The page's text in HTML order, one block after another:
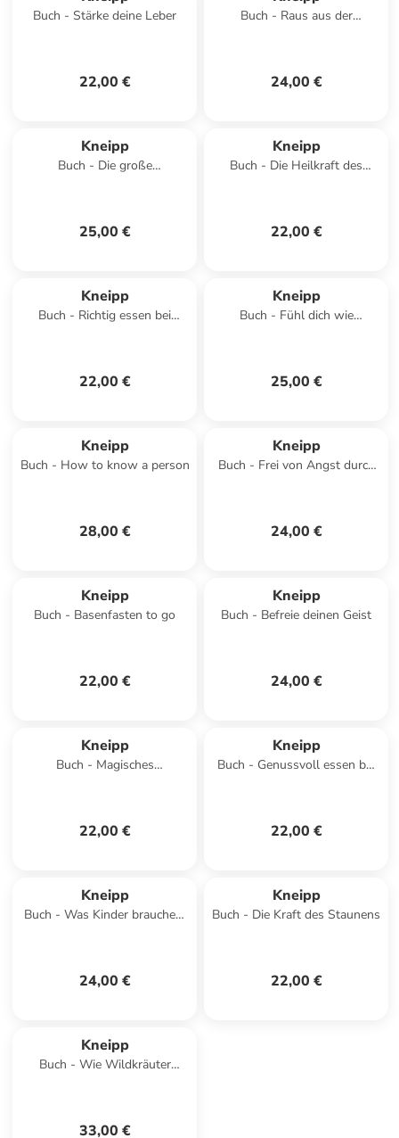
Buch - Stärke deine Leber
22,00 €
Buch - Raus aus der
24,00 €
Kneipp
Buch - Die große
25,00 €
Kneipp
Buch - Die Heilkraft des
22,00 €
Kneipp
Buch - Richtig essen bei
22,00 €
Kneipp
Buch - Fühl dich wie
25,00 €
Kneipp
Buch - How to know a person
28,00 €
Kneipp
Buch - Frei von Angst durch
24,00 €
Kneipp
Buch - Basenfasten to go
22,00 €
Kneipp
Buch - Befreie deinen Geist
24,00 €
Kneipp
Buch - Magisches
22,00 €
Kneipp
Buch - Genussvoll essen bei
22,00 €
Kneipp
Buch - Was Kinder brauchen,
24,00 €
Kneipp
Buch - Die Kraft des Staunens
22,00 €
Kneipp
Buch - Wie Wildkräuter
33,00 €